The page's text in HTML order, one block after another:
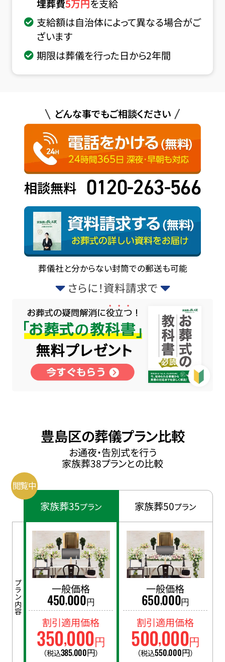
埋葬費5万円を支給
支給額は自治体によって異なる場合がご
ざいます
期限は葬儀を行った日から2年間
どんな事でもご相談ください
相談無料 0120-263-566
葬儀社と分からない封筒での郵送も可能
さらに！資料請求で
豊島区の葬儀プラン比較
お通夜・告別式を行う
家族葬38プランとの比較
プラン内容
家族葬35プラン
一般価格
450,000円
割引適用価格
350,000円
（税込385,000円）
家族葬50プラン
一般価格
650,000円
割引適用価格
500,000円
（税込550,000円）